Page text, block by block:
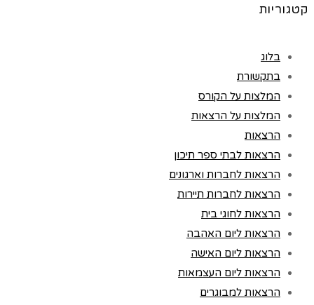
קטגוריות
בלוג
בתקשורת
המלצות על הקורס
המלצות על הרצאות
הרצאות
הרצאות לבתי ספר תיכון
הרצאות לחברות וארגונים
הרצאות לחברות תיירות
הרצאות לחוגי בית
הרצאות ליום האהבה
הרצאות ליום האישה
הרצאות ליום העצמאות
הרצאות למבוגרים